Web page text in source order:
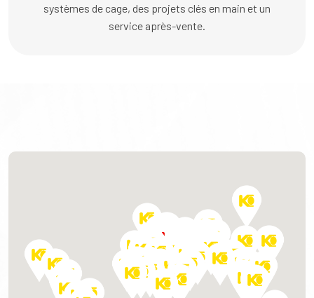
systèmes de cage, des projets clés en main et un
service après-vente.